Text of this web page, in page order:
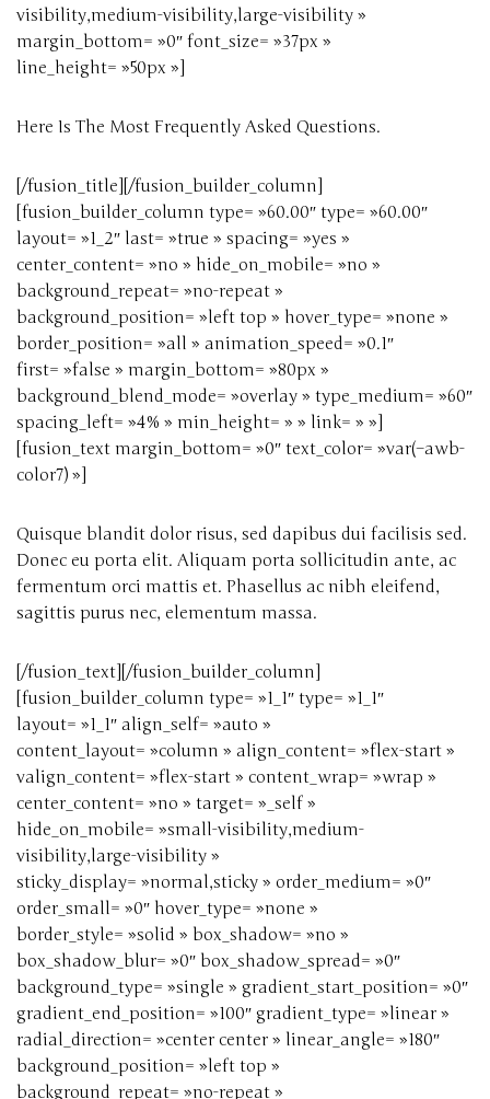
visibility,medium-visibility,large-visibility »
margin_bottom= »0″ font_size= »37px »
line_height= »50px »]
Here Is The Most Frequently Asked Questions.
[/fusion_title][/fusion_builder_column]
[fusion_builder_column type= »60.00″ type= »60.00″
layout= »1_2″ last= »true » spacing= »yes »
center_content= »no » hide_on_mobile= »no »
background_repeat= »no-repeat »
background_position= »left top » hover_type= »none »
border_position= »all » animation_speed= »0.1″
first= »false » margin_bottom= »80px »
background_blend_mode= »overlay » type_medium= »60″
spacing_left= »4% » min_height= » » link= » »]
[fusion_text margin_bottom= »0″ text_color= »var(–awb-
color7) »]
Quisque blandit dolor risus, sed dapibus dui facilisis sed.
Donec eu porta elit. Aliquam porta sollicitudin ante, ac
fermentum orci mattis et. Phasellus ac nibh eleifend,
sagittis purus nec, elementum massa.
[/fusion_text][/fusion_builder_column]
[fusion_builder_column type= »1_1″ type= »1_1″
layout= »1_1″ align_self= »auto »
content_layout= »column » align_content= »flex-start »
valign_content= »flex-start » content_wrap= »wrap »
center_content= »no » target= »_self »
hide_on_mobile= »small-visibility,medium-
visibility,large-visibility »
sticky_display= »normal,sticky » order_medium= »0″
order_small= »0″ hover_type= »none »
border_style= »solid » box_shadow= »no »
box_shadow_blur= »0″ box_shadow_spread= »0″
background_type= »single » gradient_start_position= »0″
gradient_end_position= »100″ gradient_type= »linear »
radial_direction= »center center » linear_angle= »180″
background_position= »left top »
background_repeat= »no-repeat »